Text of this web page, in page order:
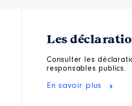
Les
Consulter les
responsables publics.
En savoir plus